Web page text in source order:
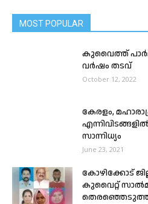
MOST POPULAR
കുവൈത്ത്
വർഷം തടവ്
October 12, 2022
കേരളം,
സാന്നിധ്യം
June 23, 2021
കോഴിക്കോട്
കുവൈറ്റ്‌‌